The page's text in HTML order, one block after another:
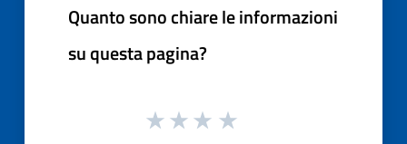
Quanto sono chiare le informazioni
su questa pagina?